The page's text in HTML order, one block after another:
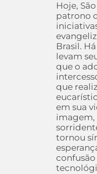
Hoje,
patrono
Brasil.
levam
que o
que
em sua
imagem,
tornou